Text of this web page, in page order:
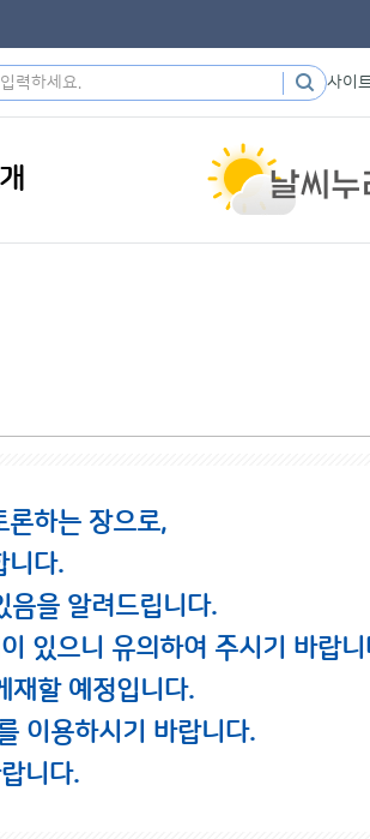
사이
하는 장으로,
니다.
음을 알려드립니다.
있으니 유의하여 주시기 바랍니
재할 예정입니다.
이용하시기 바랍니다.
니다.